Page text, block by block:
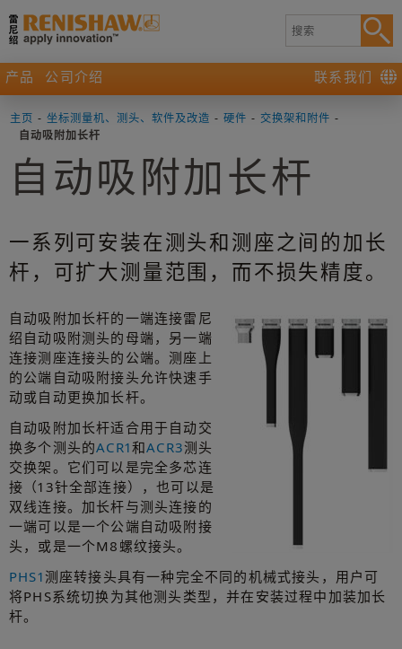
产品 公司介绍 联系我们
主页 - 坐标测量机、测头、软件及改造 - 硬件 - 交换架和附件 -
自动吸附加长杆
自动吸附加长杆
一系列可安装在测头和测座之间的加长
杆，可扩大测量范围，而不损失精度。
自动吸附加长杆的一端连接雷尼
绍自动吸附测头的母端，另一端
连接测座连接头的公端。测座上
的公端自动吸附接头允许快速手
动或自动更换加长杆。
自动吸附加长杆适合用于自动交
换多个测头的ACR1和ACR3测头
交换架。它们可以是完全多芯连
接（13针全部连接），也可以是
双线连接。加长杆与测头连接的
一端可以是一个公端自动吸附接
头，或是一个M8螺纹接头。
PHS1 测座转接头具有一种完全不同的机械式接头，用户可
将PHS系统切换为其他测头类型，并在安装过程中加装加长
杆。